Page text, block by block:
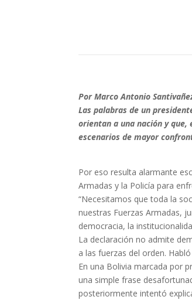
Por Marco Antonio
Las palabras de un
orientan a una nación y
escenarios de mayor
Por eso resulta alarmante
Armadas y la Policía para
“Necesitamos que toda la
nuestras Fuerzas Armadas,
democracia, la
La declaración no admite
a las fuerzas del orden.
En una Bolivia marcada por
una simple frase
posteriormente intentó